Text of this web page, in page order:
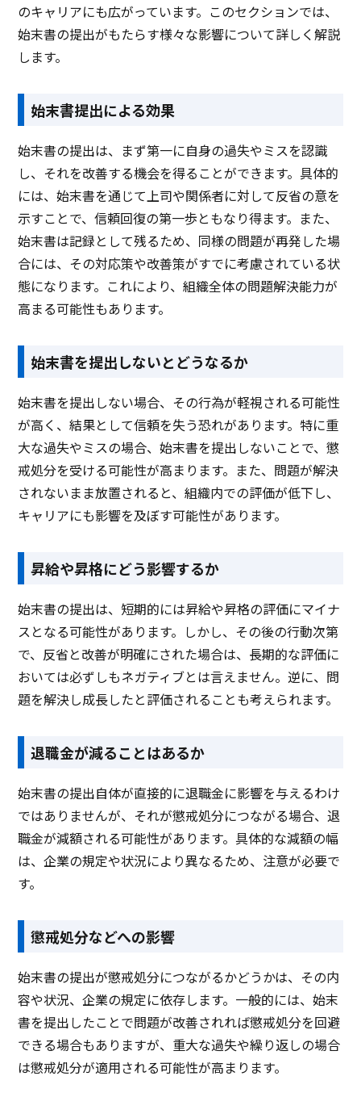
のキャリアにも広がっています。このセクションでは、
始末書の提出がもたらす様々な影響について詳しく解説
します。
始末書提出による効果
始末書の提出は、まず第一に自身の過失やミスを認識
し、それを改善する機会を得ることができます。具体的
には、始末書を通じて上司や関係者に対して反省の意を
示すことで、信頼回復の第一歩ともなり得ます。また、
始末書は記録として残るため、同様の問題が再発した場
合には、その対応策や改善策がすでに考慮されている状
態になります。これにより、組織全体の問題解決能力が
高まる可能性もあります。
始末書を提出しないとどうなるか
始末書を提出しない場合、その行為が軽視される可能性
が高く、結果として信頼を失う恐れがあります。特に重
大な過失やミスの場合、始末書を提出しないことで、懲
戒処分を受ける可能性が高まります。また、問題が解決
されないまま放置されると、組織内での評価が低下し、
キャリアにも影響を及ぼす可能性があります。
昇給や昇格にどう影響するか
始末書の提出は、短期的には昇給や昇格の評価にマイナ
スとなる可能性があります。しかし、その後の行動次第
で、反省と改善が明確にされた場合は、長期的な評価に
おいては必ずしもネガティブとは言えません。逆に、問
題を解決し成長したと評価されることも考えられます。
退職金が減ることはあるか
始末書の提出自体が直接的に退職金に影響を与えるわけ
ではありませんが、それが懲戒処分につながる場合、退
職金が減額される可能性があります。具体的な減額の幅
は、企業の規定や状況により異なるため、注意が必要で
す。
懲戒処分などへの影響
始末書の提出が懲戒処分につながるかどうかは、その内
容や状況、企業の規定に依存します。一般的には、始末
書を提出したことで問題が改善されれば懲戒処分を回避
できる場合もありますが、重大な過失や繰り返しの場合
は懲戒処分が適用される可能性が高まります。